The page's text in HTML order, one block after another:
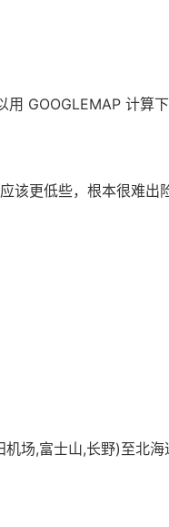
GOOGLEMAP 计算下
该更低些，根本很难出
场,富士山,长野)至北